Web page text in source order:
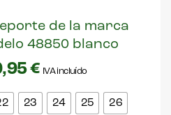
de la marca
48850 blanco
€ IVA incluído
23 24 25 26